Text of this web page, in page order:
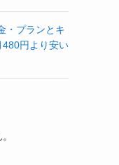
・プランとキ
480円より安い